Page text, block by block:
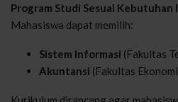
Program Studi Sesuai Kebutuhan
Mahasiswa dapat memilih:
Sistem Informasi (Fakultas
Akuntansi (Fakultas